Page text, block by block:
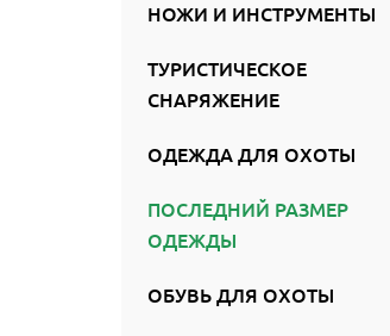
НОЖИ И ИНСТРУМЕНТЫ
ТУРИСТИЧЕСКОЕ
СНАРЯЖЕНИЕ
ОДЕЖДА ДЛЯ ОХОТЫ
ПОСЛЕДНИЙ РАЗМЕР
ОДЕЖДЫ
ОБУВЬ ДЛЯ ОХОТЫ